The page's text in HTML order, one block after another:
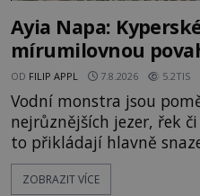
Ayia Napa:
mírumilovnou
OD FILIP APPL 7.8.2026 5.2TIS
Vodní monstra jsou
nejrůznějších jezer, řek
to přikládají hlavně
přitáhnout k němu
nakloněných turistů. Je to také případ kyperského
ZOBRAZIT VÍCE